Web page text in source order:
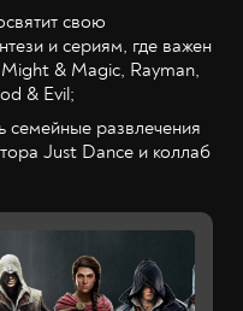
свою
и сериям, где важен
& Magic, Rayman,
& Evil;
семейные развлечения
Just Dance и коллаб